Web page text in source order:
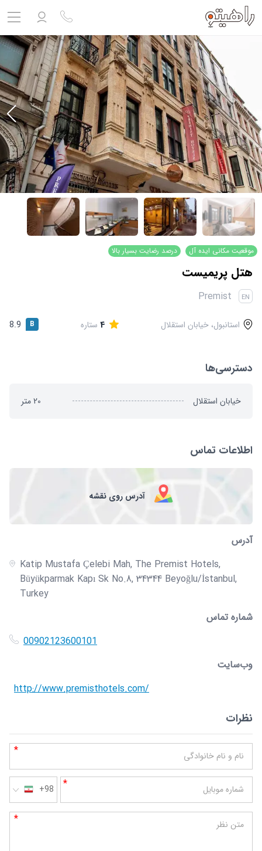
مشاهده پروفایل
خروج
ورود به حساب کاربری
حساب کاربری ندارید؟ثبت نامکنید
ثبت نام آژانس
بلیط هواپیما
تور
درباره ما
ارتباط با ما
موقعیت مکانی ایده آل درصد رضایت بسیار بالا
هتل پریمیست
EN
Premist
استانبول، خیابان استقلال 4 ستاره B
8.9
دسترسی‌ها
خیابان استقلال 20متر
اطلاعات تماس
آدرس روی نقشه
آدرس
Katip Mustafa Çelebi Mah, The Premist Hotels,
Büyükparmak Kapı Sk No.8, 34344 Beyoğlu/İstanbul,
Turkey
شماره تماس
00902123600101
وب‌سایت
http://www.premisthotels.com/
نظرات
نام و نام خانوادگی *
+98 شماره موبایل *
متن نظر *